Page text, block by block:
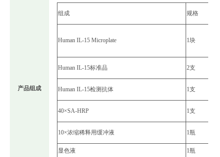
产品组成
组成 规格
Human IL-15 Microplate 1块
Human IL-15标准品 2支
Human IL-15检测抗体 1支
40×SA-HRP 1支
10×浓缩稀释用缓冲液 1瓶
显色液 1瓶